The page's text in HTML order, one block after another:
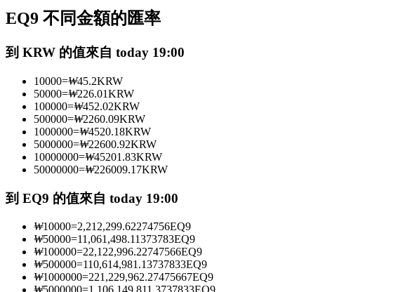
多種以USDC結算的永續合約
跟單
與頂尖交易專家同行
EQ9 不同金額的匯率
到 KRW 的值來自 today 19:00
10000=₩45.2KRW
50000=₩226.01KRW
100000=₩452.02KRW
500000=₩2260.09KRW
1000000=₩4520.18KRW
5000000=₩22600.92KRW
10000000=₩45201.83KRW
50000000=₩226009.17KRW
到 EQ9 的值來自 today 19:00
₩10000=2,212,299.62274756EQ9
₩50000=11,061,498.11373783EQ9
₩100000=22,122,996.22747566EQ9
₩500000=110,614,981.13737833EQ9
₩1000000=221,229,962.27475667EQ9